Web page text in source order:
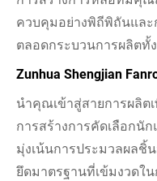
ควบคุมอย่างพิถีพิถันแล
ตลอดกระบวนการผลิตทั้
Zunhua Shengjian
นำคุณเข้าสู่สายการผลิต
การสร้างการคัดเลือกนั
มุ่งเน้นการประมวลผลชิ้
ยึดมาตรฐานที่เข้มงวดใ